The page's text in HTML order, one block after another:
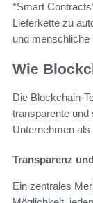
*Smart
Lieferkette zu
und menschliche
Wie
Die Blockchain-
transparente
Unternehmen
Transparenz
Ein zentrales